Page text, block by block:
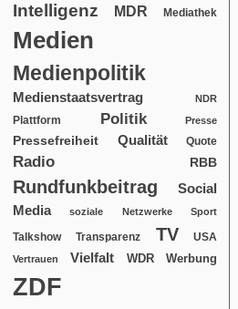
Intelligenz
MDR Mediathek
Medien
Medienpolitik
Medienstaatsvertrag NDR
Plattform Politik Presse
Pressefreiheit Qualität Quote
Radio RBB
Rundfunkbeitrag
Social
Media
soziale Netzwerke Sport
Talkshow Transparenz TV USA
Vertrauen Vielfalt WDR Werbung
ZDF